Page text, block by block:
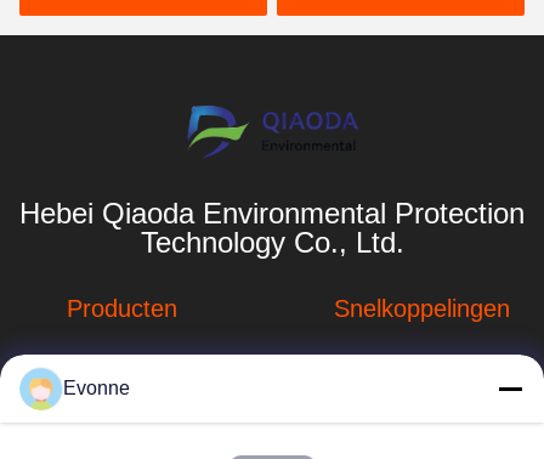
Hebei Qiaoda Environmental Protection
Technology Co., Ltd.
Producten
Stofverzamelsystemen
Stofopvangsystemen
hbkedacc@gmail.com
Snelkoppelingen
Bedrijfprofiel
Evonne